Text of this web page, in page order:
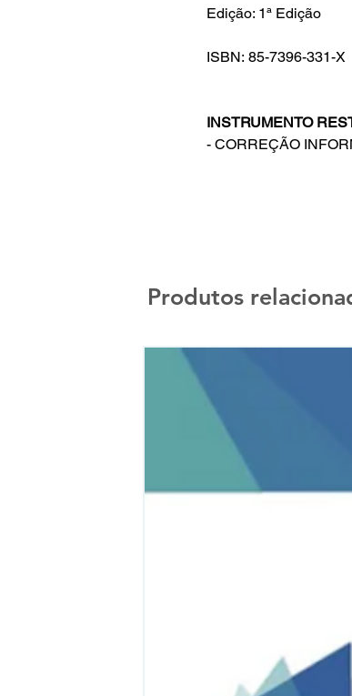
Edição: 1ª Edição
ISBN: 85-7396-331-X
INSTRUMENTO
- CORREÇÃO
Produtos